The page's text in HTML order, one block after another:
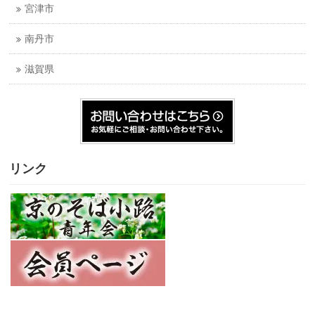
宮津市
南丹市
滋賀県
リンク